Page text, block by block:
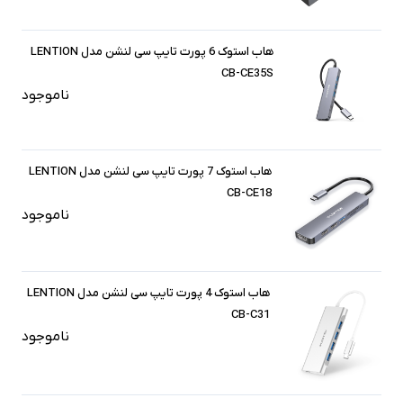
هاب استوک 6 پورت تایپ سی لنشن مدل LENTION
CB-CE35S
ناموجود
هاب استوک 7 پورت تایپ سی لنشن مدل LENTION
CB-CE18
ناموجود
هاب استوک 4 پورت تایپ سی لنشن مدل LENTION
CB-C31
ناموجود